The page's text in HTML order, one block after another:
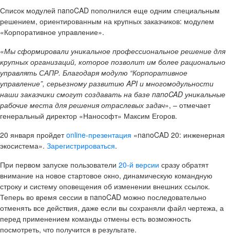
Список модулей nanoCAD пополнился еще одним специальным
решением, ориентированным на крупных заказчиков: модулем
«Корпоративное управление».
«Мы сформировали уникальное профессиональное решение для
крупных организаций, которое позволит им более рационально
управлять САПР. Благодаря модулю “Корпоративное
управление”, серьезному развитию API и многомодульности
наши заказчики смогут создавать на базе nanoCAD уникальные
рабочие места для решения отраслевых задач», – отмечает
генеральный директор «Нанософт» Максим Егоров.
20 января пройдетonline-презентация «nanoCAD 20: инженерная
экосистема». Зарегистрироваться.
При первом запуске пользователи 20-й версии сразу обратят
внимание на новое стартовое окно, динамическую командную
строку и систему оповещения об изменении внешних ссылок.
Теперь во время сессии в nanoCAD можно последовательно
отменять все действия, даже если вы сохраняли файл чертежа, а
перед применением команды отмены есть возможность
посмотреть, что получится в результате.